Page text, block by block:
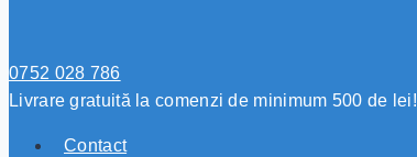
0752 028 786
Livrare gratuită la comenzi de minimum 500 de lei!
Contact